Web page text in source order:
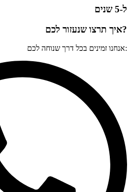
ל-5 שנים
?איך תרצו שנעזור לכם
:אנחנו זמינים בכל דרך שנוחה לכם